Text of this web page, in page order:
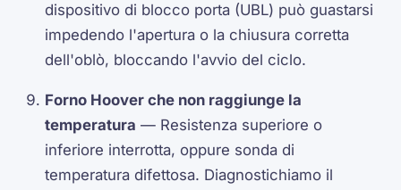
dispositivo di blocco porta (UBL) può guastarsi
impedendo l'apertura o la chiusura corretta
dell'oblò, bloccando l'avvio del ciclo.
Forno Hoover che non raggiunge la
temperatura — Resistenza superiore o
inferiore interrotta, oppure sonda di
temperatura difettosa. Diagnostichiamo il